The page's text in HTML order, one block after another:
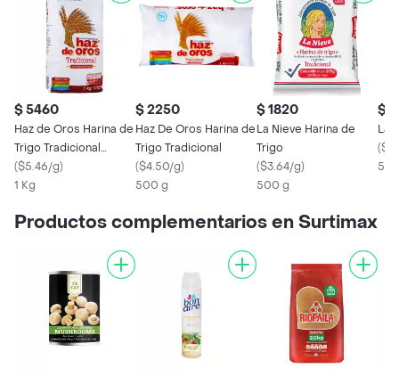
$ 5460
Haz de Oros Harina de
Trigo Tradicional
Fortificada
($5.46/g)
1 Kg
$ 2250
Haz De Oros Harina de
Trigo Tradicional
($4.50/g)
500 g
$ 1820
La Nieve Harina de
Trigo
($3.64/g)
500 g
$
La
(
Productos complementarios en Surtimax